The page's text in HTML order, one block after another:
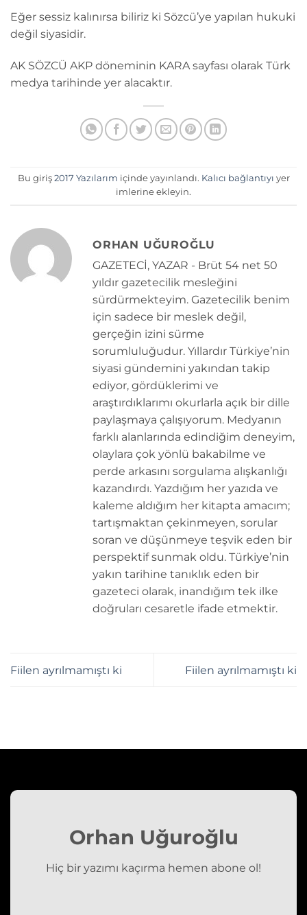
Eğer sessiz kalınırsa biliriz ki Sözcü’ye yapılan hukuki
değil siyasidir.
AK SÖZCÜ AKP döneminin KARA sayfası olarak Türk
medya tarihinde yer alacaktır.
Bu giriş 2017 Yazılarım içinde yayınlandı. Kalıcı bağlantıyı yer
imlerine ekleyin.
ORHAN UĞUROĞLU
GAZETECİ, YAZAR - Brüt 54 net 50
yıldır gazetecilik mesleğini
sürdürmekteyim. Gazetecilik benim
için sadece bir meslek değil,
gerçeğin izini sürme
sorumluluğudur. Yıllardır Türkiye’nin
siyasi gündemini yakından takip
ediyor, gördüklerimi ve
araştırdıklarımı okurlarla açık bir dille
paylaşmaya çalışıyorum. Medyanın
farklı alanlarında edindiğim deneyim,
olaylara çok yönlü bakabilme ve
perde arkasını sorgulama alışkanlığı
kazandırdı. Yazdığım her yazıda ve
kaleme aldığım her kitapta amacım;
tartışmaktan çekinmeyen, sorular
soran ve düşünmeye teşvik eden bir
perspektif sunmak oldu. Türkiye’nin
yakın tarihine tanıklık eden bir
gazeteci olarak, inandığım tek ilke
doğruları cesaretle ifade etmektir.
Fiilen ayrılmamıştı ki Fiilen ayrılmamıştı ki
Orhan Uğuroğlu
Hiç bir yazımı kaçırma hemen abone ol!